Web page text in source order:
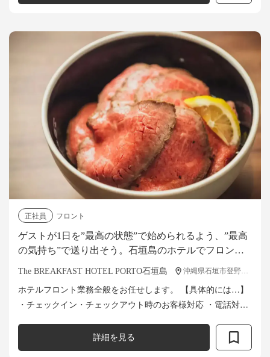
正社員
フロント
ゲストが1日を”最高の状態”で始められるよう、”最高
の気持ち”で送り出そう。石垣島のホテルでフロント
スタッフ募集。移住も支援します！
The BREAKFAST HOTEL PORTO石垣島
ホテルフロント業務全般をお任せします。 【具体的には…】
・チェックイン・チェックアウト時のお客様対応 ・電話対
管理 ・各種プラン...詳細を見る